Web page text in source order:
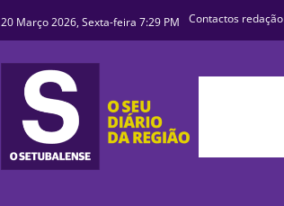
20 Março 2026, Sexta-feira 7:29 PM Contactos redação